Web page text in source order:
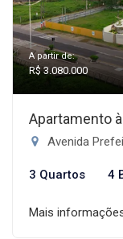
A partir de:
R$ 3.080.000
Apartamento
Avenida Prefeito
3 Quartos 4
Mais